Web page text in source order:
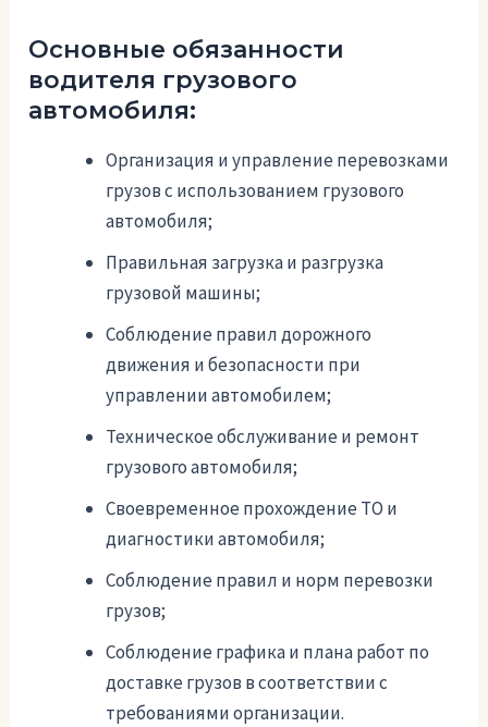
Основные обязанности
водителя грузового
автомобиля:
Организация и управление перевозками
грузов с использованием грузового
автомобиля;
Правильная загрузка и разгрузка
грузовой машины;
Соблюдение правил дорожного
движения и безопасности при
управлении автомобилем;
Техническое обслуживание и ремонт
грузового автомобиля;
Своевременное прохождение ТО и
диагностики автомобиля;
Соблюдение правил и норм перевозки
грузов;
Соблюдение графика и плана работ по
доставке грузов в соответствии с
требованиями организации.